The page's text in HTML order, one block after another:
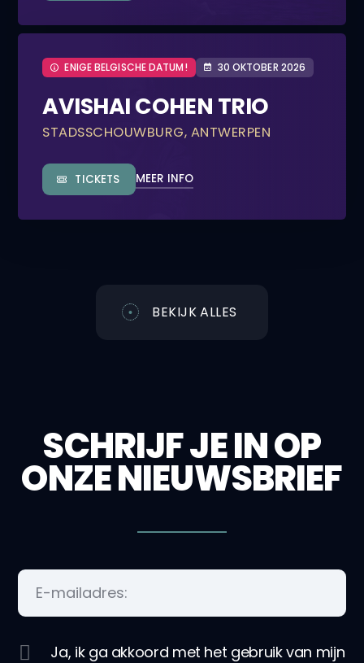
ENIGE BELGISCHE DATUM! 30 OKTOBER 2026
AVISHAI COHEN TRIO
STADSSCHOUWBURG, ANTWERPEN
TICKETS MEER INFO
BEKIJK ALLES
SCHRIJF JE IN OP
ONZE NIEUWSBRIEF
Ja, ik ga akkoord met het gebruik van mijn